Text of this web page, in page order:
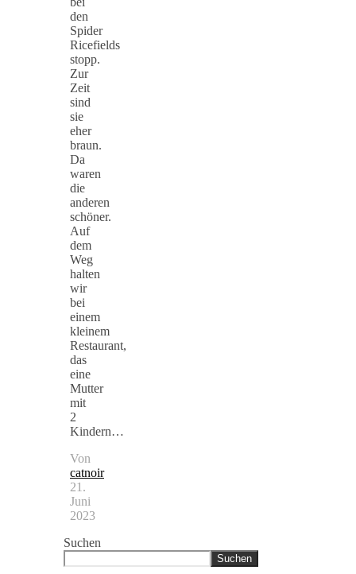
den
Spider
Ricefields
stopp.
Zur
Zeit
sind
sie
eher
braun.
Da
waren
die
anderen
schöner.
Auf
dem
Weg
halten
wir
bei
einem
kleinem
Restaurant,
das
eine
Mutter
mit
2
Kindern…
Von
catnoir
21.
Juni
2023
Suchen
Suchen